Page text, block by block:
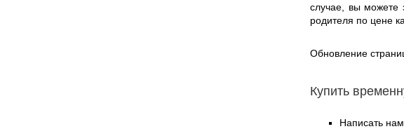
случае, вы можете
родителя по цене
Обновление
Купить
Написать